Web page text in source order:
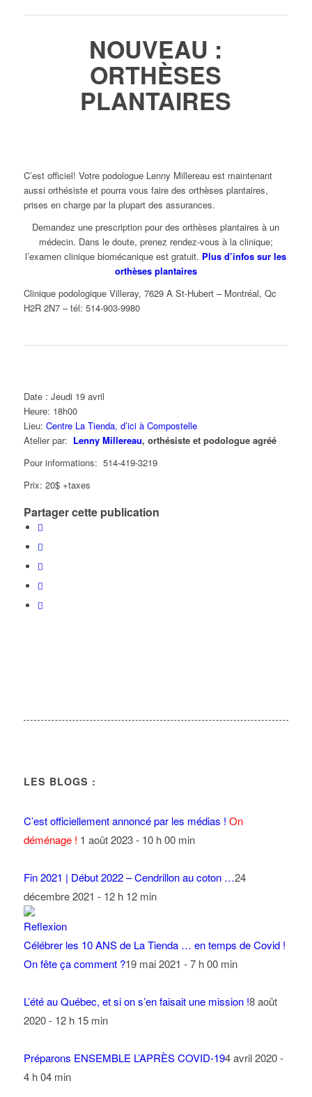
NOUVEAU :
ORTHÈSES
PLANTAIRES
C’est officiel! Votre podologue Lenny Millereau est maintenant
aussi orthésiste et pourra vous faire des orthèses plantaires,
prises en charge par la plupart des assurances.
Demandez une prescription pour des orthèses plantaires à un
médecin. Dans le doute, prenez rendez-vous à la clinique;
l’examen clinique biomécanique est gratuit. Plus d’infos sur les
orthèses plantaires
Clinique podologique Villeray, 7629 A St-Hubert – Montréal, Qc
H2R 2N7 – tél: 514-903-9980
Date : Jeudi 19 avril
Heure: 18h00
Lieu: Centre La Tienda, d’ici à Compostelle
Atelier par: Lenny Millereau, orthésiste et podologue agréé
Pour informations: 514-419-3219
Prix: 20$ +taxes
Partager cette publication
LES BLOGS :
C’est officiellement annoncé par les médias ! On
déménage ! 1 août 2023 - 10 h 00 min
Fin 2021 | Début 2022 – Cendrillon au coton …24
décembre 2021 - 12 h 12 min
Célébrer les 10 ANS de La Tienda … en temps de Covid !
On fête ça comment ?19 mai 2021 - 7 h 00 min
L’été au Québec, et si on s’en faisait une mission !8 août
2020 - 12 h 15 min
Préparons ENSEMBLE L’APRÈS COVID-194 avril 2020 -
4 h 04 min